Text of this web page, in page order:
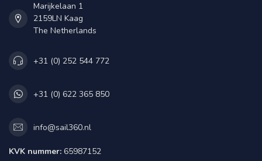
Marijkelaan 1
2159LN Kaag
The Netherlands
+31 (0) 252 544 772
+31 (0) 622 365 850
info@sail360.nl
KVK nummer: 65987152